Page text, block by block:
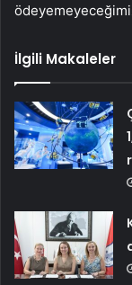
İlgili Makaleler